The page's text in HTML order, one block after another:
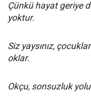
Çünkü hayat geriye
yoktur.
Siz yaysınız,
oklar.
Okçu, sonsuzluk